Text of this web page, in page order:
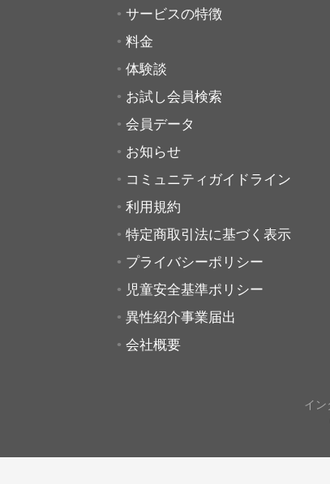
サービスの特徴
料金
体験談
お試し会員検索
会員データ
お知らせ
コミュニティガイドライン
利用規約
特定商取引法に基づく表示
プライバシーポリシー
児童安全基準ポリシー
異性紹介事業届出
会社概要
イン